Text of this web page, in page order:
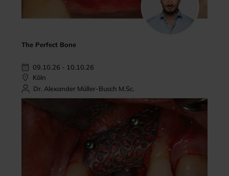
The Perfect Bone
09.10.26 - 10.10.26
Köln
Dr. Alexander Müller-Busch M.Sc.